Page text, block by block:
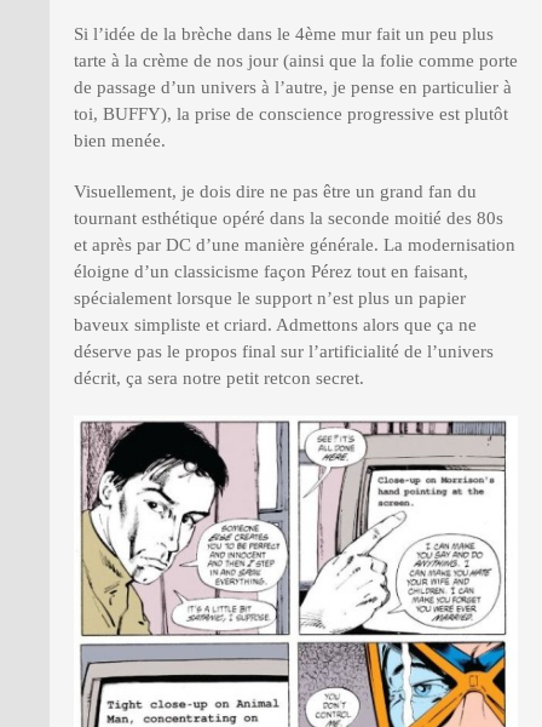
Si l’idée de la brèche dans le 4ème mur fait un peu plus
tarte à la crème de nos jour (ainsi que la folie comme porte
de passage d’un univers à l’autre, je pense en particulier à
toi, BUFFY), la prise de conscience progressive est plutôt
bien menée.
Visuellement, je dois dire ne pas être un grand fan du
tournant esthétique opéré dans la seconde moitié des 80s
et après par DC d’une manière générale. La modernisation
éloigne d’un classicisme façon Pérez tout en faisant,
spécialement lorsque le support n’est plus un papier
baveux simpliste et criard. Admettons alors que ça ne
déserve pas le propos final sur l’artificialité de l’univers
décrit, ça sera notre petit retcon secret.